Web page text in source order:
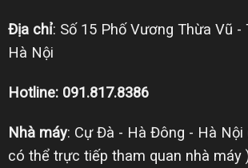
Địa chỉ: Số 15 Phố Vương Thừa Vũ -
Hà Nội
Hotline: 091.817.8386
Nhà máy: Cự Đà - Hà Đông - Hà Nội
có thể trực tiếp tham quan nhà máy